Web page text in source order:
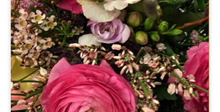
HOCHZEIT